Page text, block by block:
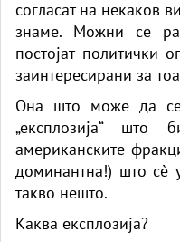
согласат на некаков
знаме. Можни се
постојат политички
заинтересирани за
Она што може да
„експлозија“
американските
доминантна!) што сè
такво нешто.
Каква експлозија?